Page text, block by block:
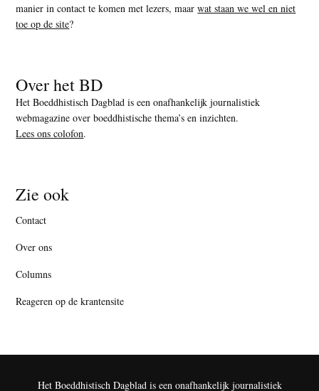
manier in contact te komen met lezers, maarwat staan we wel en niet
toe op de site?
Over het BD
Het Boeddhistisch Dagblad is een onafhankelijk journalistiek
webmagazine over boeddhistische thema’s en inzichten.
Lees ons colofon.
Zie ook
Contact
Over ons
Columns
Reageren op de krantensite
Het Boeddhistisch Dagblad is een onafhankelijk journalistiek